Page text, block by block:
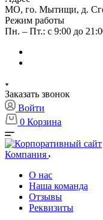
МО, го. Мытищи, д.
Режим работы
Пн. – Пт.: с 9:00 до
Заказать звонок
Войти
0 Корзина
Компания
О нас
Наша команда
Отзывы
Реквизиты